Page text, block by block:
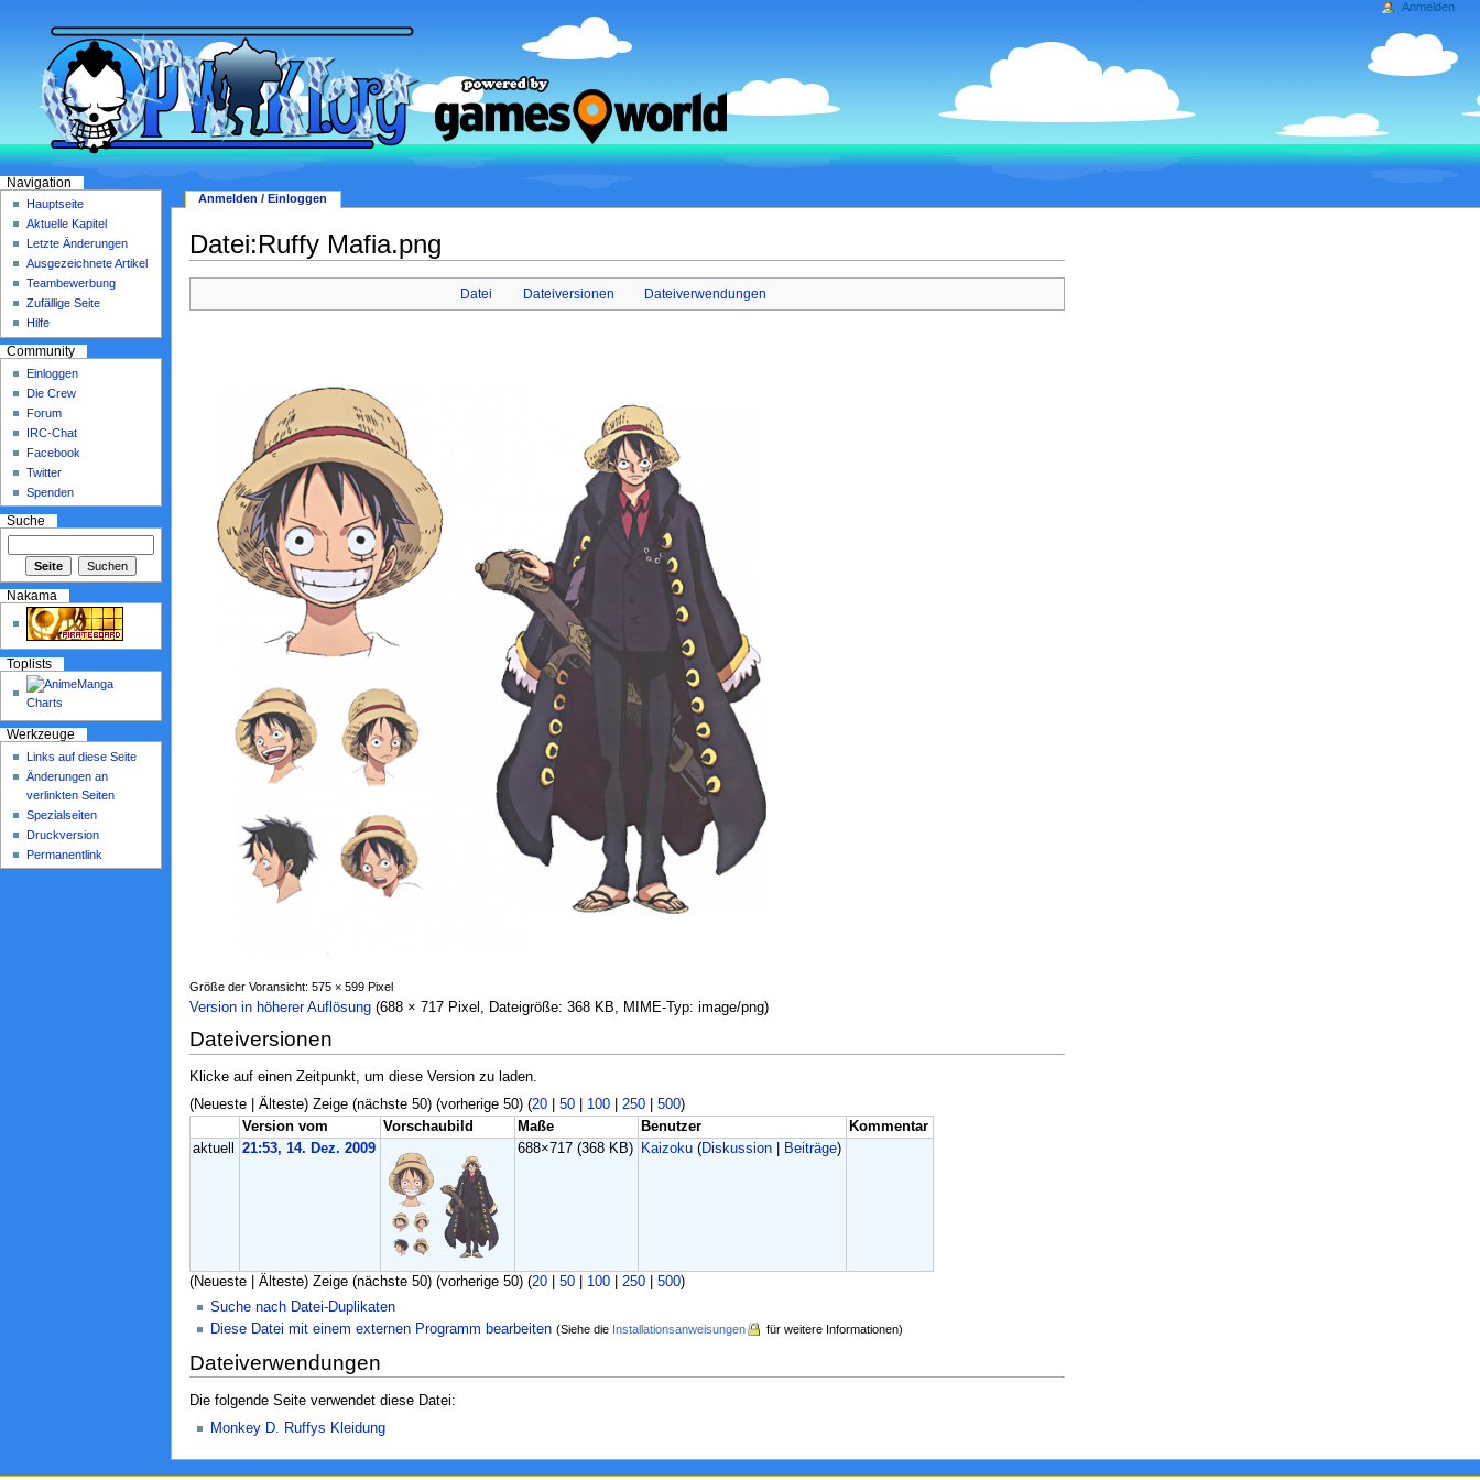
Datei:Ruffy Mafia.png
Datei Dateiversionen Dateiverwendungen
Größe der Voransicht: 575 × 599 Pixel
Version in höherer Auflösung‎ (688 × 717 Pixel, Dateigröße: 368 KB, MIME-Typ: image/png)
Dateiversionen
Klicke auf einen Zeitpunkt, um diese Version zu laden.
(Neueste | Älteste) Zeige (nächste 50) (vorherige 50) (20| 50| 100| 250| 500)
Version vom
Vorschaubild Maße Benutzer
Kommentar
aktuell
21:53, 14. Dez. 2009 688×717(368 KB) Kaizoku (Diskussion Beiträge)
(Neueste | Älteste) Zeige (nächste 50) (vorherige 50) (20| 50| 100| 250| 500)
Suche nach Datei-Duplikaten
Diese Datei mit einem externen Programm bearbeiten (Siehe die Installationsanweisungen für weitere Informationen)
Dateiverwendungen
Die folgende Seite verwendet diese Datei:
Monkey D. Ruffys Kleidung
Anmelden / Einloggen
Anmelden
Navigation
Hauptseite
Aktuelle Kapitel
Letzte Änderungen
Ausgezeichnete Artikel
Teambewerbung
Zufällige Seite
Hilfe
Community
Einloggen
Die Crew
Forum
IRC-Chat
Facebook
Twitter
Spenden
Suche
Nakama
Toplists
Werkzeuge
Links auf diese Seite
Änderungen an
verlinkten Seiten
Spezialseiten
Druckversion
Permanentlink